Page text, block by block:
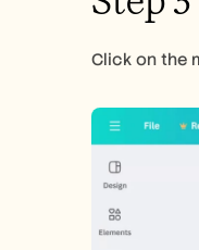
Click on the